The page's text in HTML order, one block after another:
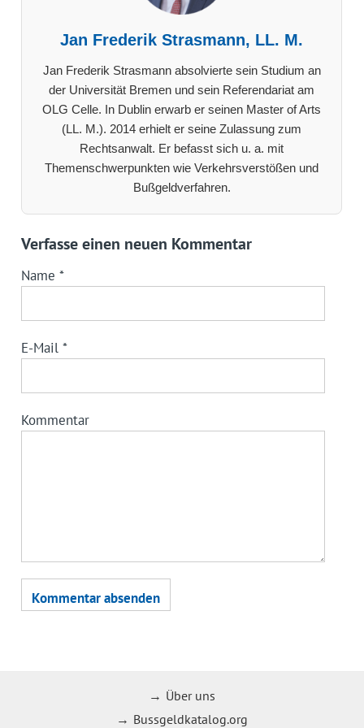
Jan Frederik Strasmann, LL. M.
Jan Frederik Strasmann absolvierte sein Studium an
der Universität Bremen und sein Referendariat am
OLG Celle. In Dublin erwarb er seinen Master of Arts
(LL. M.). 2014 erhielt er seine Zulassung zum
Rechtsanwalt. Er befasst sich u. a. mit
Themenschwerpunkten wie Verkehrsverstößen und
Bußgeldverfahren.
Verfasse einen neuen Kommentar
Name *
E-Mail *
Kommentar
Über uns
Bussgeldkatalog.org